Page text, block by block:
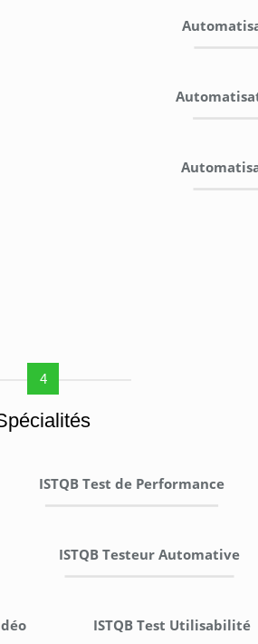
4
ISTQB Test de Performance
ISTQB Testeur Automative
ISTQB Test Utilisabilité